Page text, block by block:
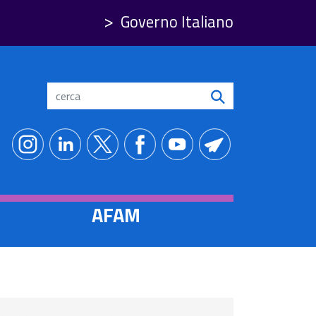
Governo Italiano
Search
AFAM